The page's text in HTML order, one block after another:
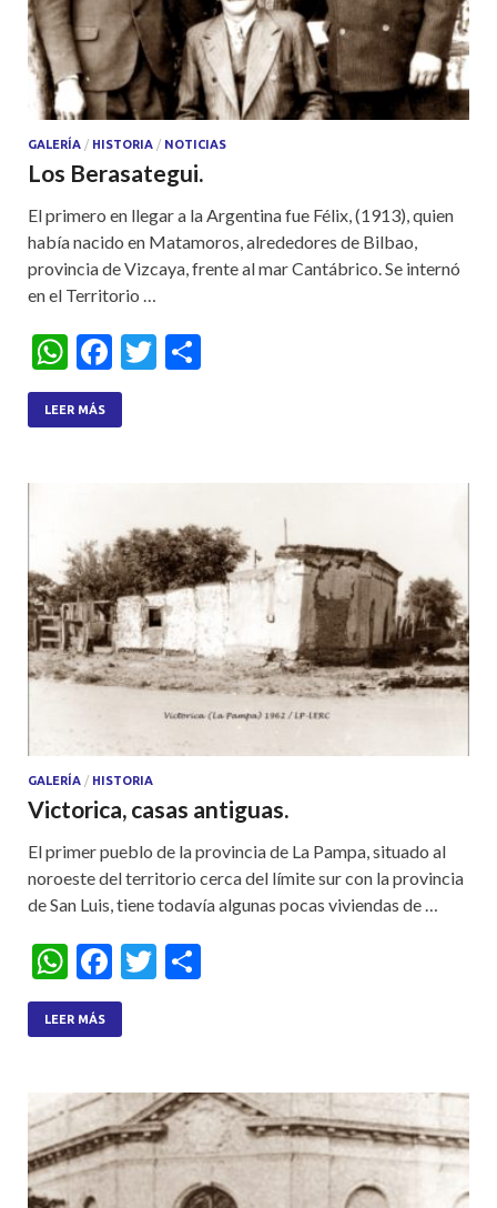
GALERÍA / HISTORIA / NOTICIAS
Los Berasategui.
El primero en llegar a la Argentina fue Félix, (1913), quien
había nacido en Matamoros, alrededores de Bilbao,
provincia de Vizcaya, frente al mar Cantábrico. Se internó
en el Territorio …
W
h
at
p
p
F
ac
e
o
k
T
LEER MÁS
GALERÍA / HISTORIA
Victorica, casas antiguas.
El primer pueblo de la provincia de La Pampa, situado al
noroeste del territorio cerca del límite sur con la provincia
de San Luis, tiene todavía algunas pocas viviendas de …
W
h
at
A
p
p
F
ac
e
o
o
k
T
LEER MÁS